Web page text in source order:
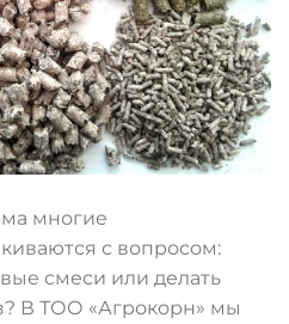
многие
с вопросом:
смеси или делать
В ТОО «Агрокорн» мы